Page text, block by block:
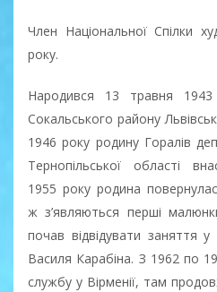
Член Національної Спілки
року.
Народився 13 травня
Сокальського району
1946 року родину Горалів
Тернопільської області
1955 року родина
ж з’являються перші
почав відвідувати заняття
Василя Карабіна. З 1962 по
службу у Вірменії, там